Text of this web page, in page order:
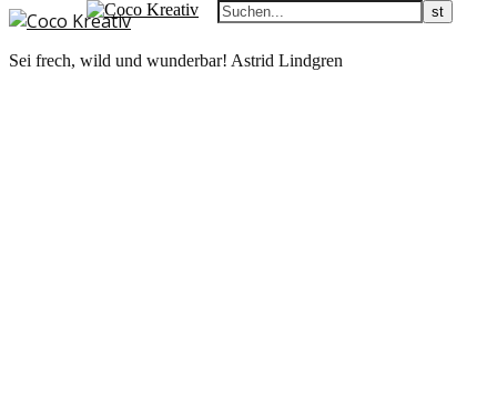
Sei frech, wild und wunderbar! Astrid Lindgren